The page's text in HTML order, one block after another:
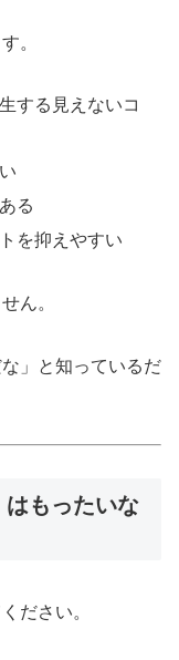
。
する見えないコ
る
を抑えやすい
ん。
」と知っているだ
はもったいな
ださい。